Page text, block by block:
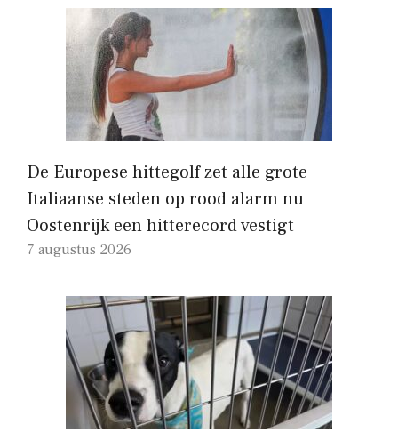
De Europese hittegolf zet alle grote
Italiaanse steden op rood alarm nu
Oostenrijk een hitterecord vestigt
7 augustus 2026